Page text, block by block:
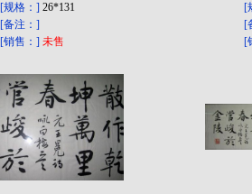
[规格：] 26*131
[备注：]
[销售：] 未售
[
[
[